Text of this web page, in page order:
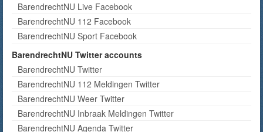
BarendrechtNU Live Facebook
BarendrechtNU 112 Facebook
BarendrechtNU Sport Facebook
BarendrechtNU Twitter accounts
BarendrechtNU Twitter
BarendrechtNU 112 Meldingen Twitter
BarendrechtNU Weer Twitter
BarendrechtNU Inbraak Meldingen Twitter
BarendrechtNU Agenda Twitter